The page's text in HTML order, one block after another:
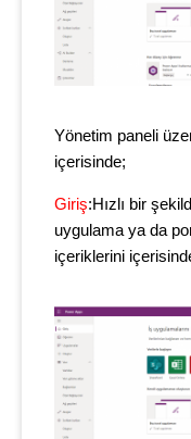
Yönetim paneli
içerisinde;
Giriş:Hızlı bir
uygulama ya da
içeriklerini